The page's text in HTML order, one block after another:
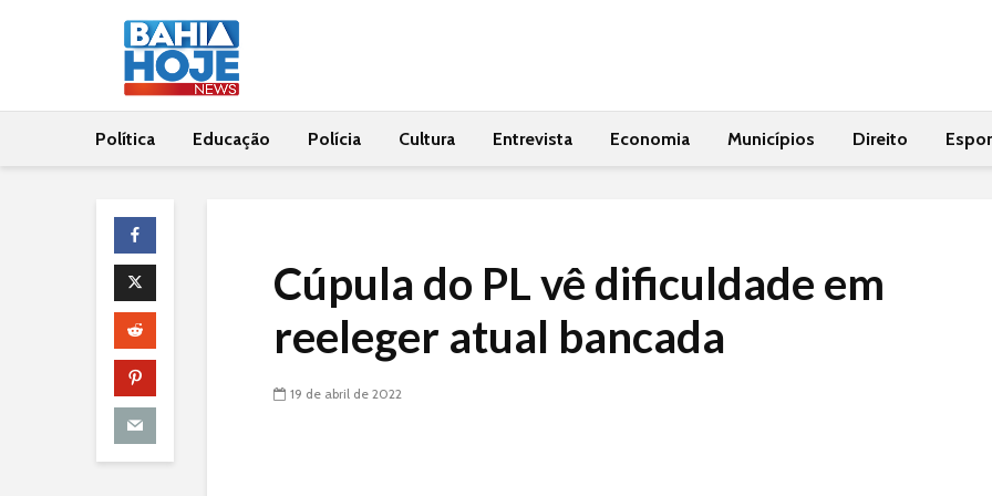
Política Educação Polícia Cultura Entrevista Economia Municípios Direito
Cúpula do PL vê dificuldade em
reeleger atual bancada
19 de abril de 2022